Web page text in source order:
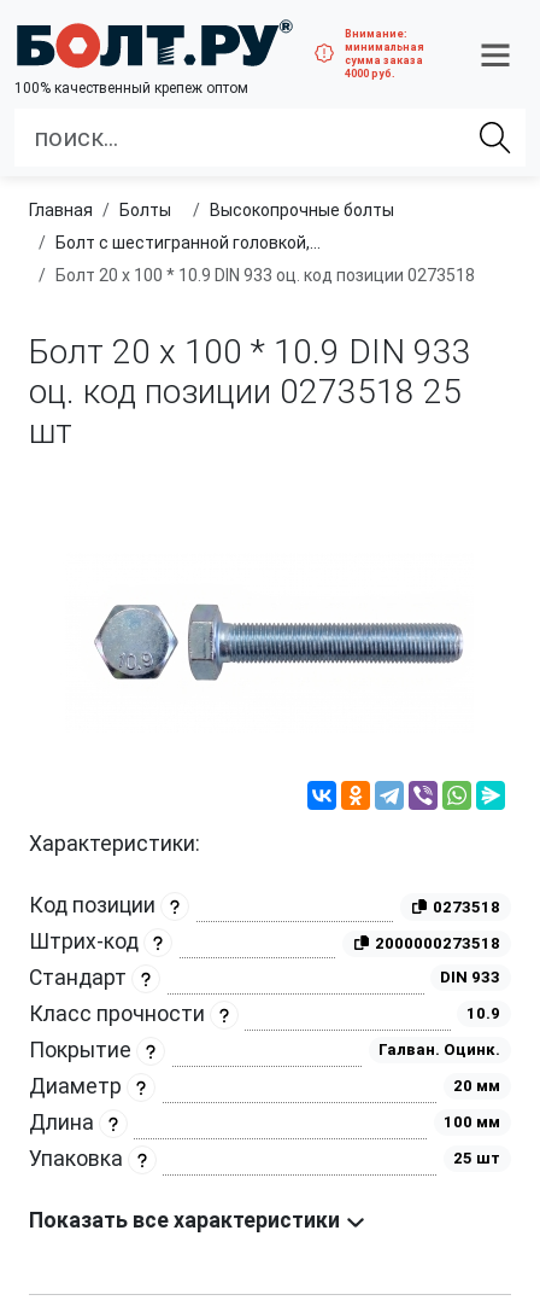
100% качественный крепеж оптом
Внимание:
минимальная
сумма заказа
4000 руб.
Главная болты
высокопрочные болты
Болт с шестигранной головкой, полная резьба, класс прочности 10.9 и 12.9
Болт 20 х 100 * 10.9 DIN 933 оц. код позиции 0273518
Болт 20 х 100 * 10.9 DIN 933
оц. код позиции 0273518 25
шт
Характеристики:
Код позиции 0273518
Штрих-код 2000000273518
Стандарт DIN 933
Класс прочности 10.9
Покрытие Галван. Оцинк.
Диаметр 20 мм
Длина 100 мм
Упаковка 25 шт
Показать все характеристики